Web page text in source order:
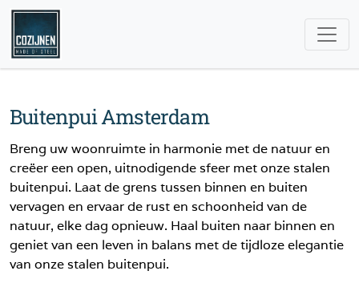
Buitenpui Amsterdam
Breng uw woonruimte in harmonie met de natuur en
creëer een open, uitnodigende sfeer met onze stalen
buitenpui. Laat de grens tussen binnen en buiten
vervagen en ervaar de rust en schoonheid van de
natuur, elke dag opnieuw. Haal buiten naar binnen en
geniet van een leven in balans met de tijdloze elegantie
van onze stalen buitenpui.